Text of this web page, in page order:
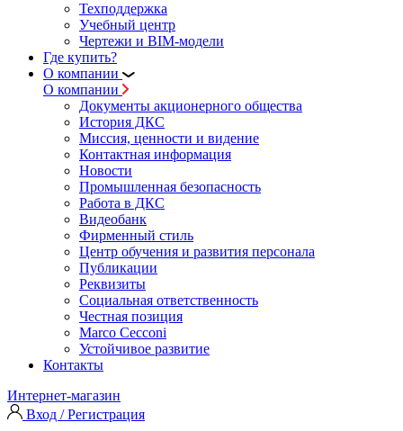
Техподдержка
Учебный центр
Чертежи и BIM-модели
Где купить?
О компании
О компании
Документы акционерного общества
История ДКС
Миссия, ценности и видение
Контактная информация
Новости
Промышленная безопасность
Работа в ДКС
Видеобанк
Фирменный стиль
Центр обучения и развития персонала
Публикации
Реквизиты
Социальная ответственность
Честная позиция
Marco Cecconi
Устойчивое развитие
Контакты
Интернет-магазин
Вход / Регистрация